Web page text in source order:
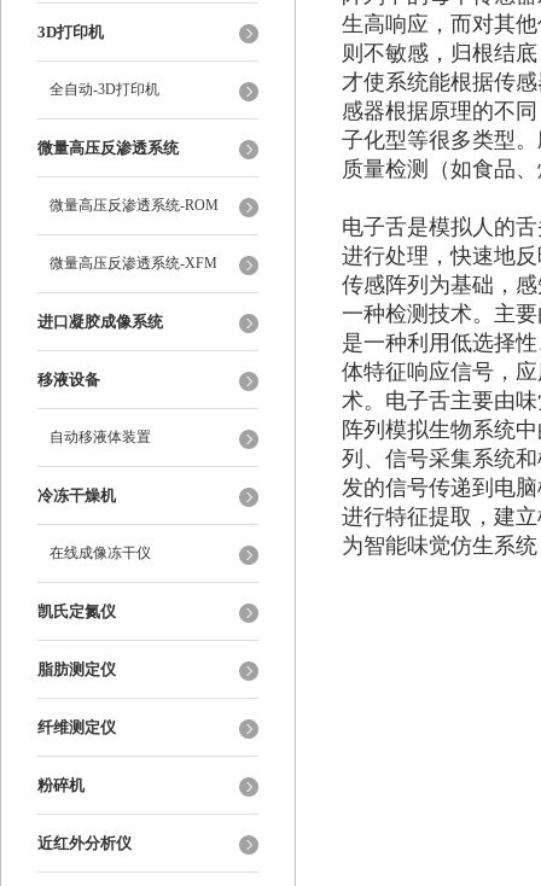
3D打印机
全自动-3D打印机
微量高压反渗透系统
微量高压反渗透系统-ROM
微量高压反渗透系统-XFM
进口凝胶成像系统
移液设备
自动移液体装置
冷冻干燥机
在线成像冻干仪
凯氏定氮仪
脂肪测定仪
纤维测定仪
粉碎机
近红外分析仪
生高响应，而对其
则不敏感，归根结
才使系统能根据传
感器根据原理的不
子化型等很多类型
质量检测（如食品
电子舌是模拟人的
进行处理，快速地
传感阵列为基础，
一种检测技术。主
是一种利用低选择
体特征响应信号，
术。电子舌主要由
阵列模拟生物系统
列、信号采集系统
发的信号传递到电
进行特征提取，建
为智能味觉仿生系